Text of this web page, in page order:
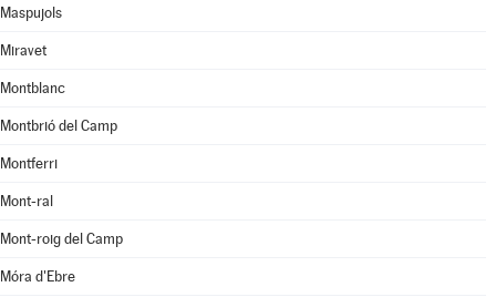
Maspujols
Miravet
Montblanc
Montbrió del Camp
Montferri
Mont-ral
Mont-roig del Camp
Móra d'Ebre